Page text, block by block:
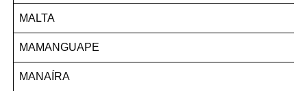
MALTA
MAMANGUAPE
MANAÍRA